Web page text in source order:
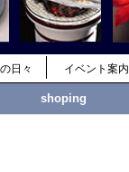
日々 イベント案内
shoping